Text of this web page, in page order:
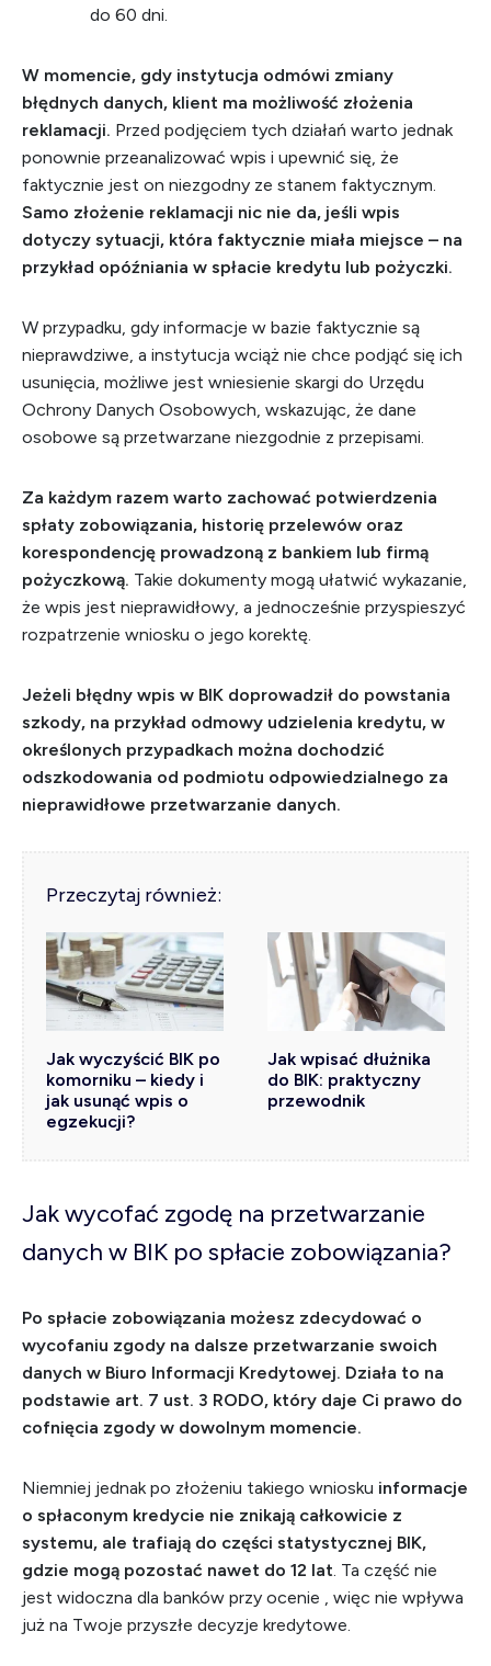
do 60 dni.
W momencie, gdy instytucja odmówi zmiany
błędnych danych, klient ma możliwość złożenia
reklamacji. Przed podjęciem tych działań warto jednak
ponownie przeanalizować wpis i upewnić się, że
faktycznie jest on niezgodny ze stanem faktycznym.
Samo złożenie reklamacji nic nie da, jeśli wpis
dotyczy sytuacji, która faktycznie miała miejsce – na
przykład opóźniania w spłacie kredytu lub pożyczki.
W przypadku, gdy informacje w bazie faktycznie są
nieprawdziwe, a instytucja wciąż nie chce podjąć się ich
usunięcia, możliwe jest wniesienie skargi do Urzędu
Ochrony Danych Osobowych, wskazując, że dane
osobowe są przetwarzane niezgodnie z przepisami.
Za każdym razem warto zachować potwierdzenia
spłaty zobowiązania, historię przelewów oraz
korespondencję prowadzoną z bankiem lub firmą
pożyczkową. Takie dokumenty mogą ułatwić wykazanie,
że wpis jest nieprawidłowy, a jednocześnie przyspieszyć
rozpatrzenie wniosku o jego korektę.
Jeżeli błędny wpis w BIK doprowadził do powstania
szkody, na przykład odmowy udzielenia kredytu, w
określonych przypadkach można dochodzić
odszkodowania od podmiotu odpowiedzialnego za
nieprawidłowe przetwarzanie danych.
Przeczytaj również:
Jak wyczyścić BIK po
komorniku – kiedy i
jak usunąć wpis o
egzekucji?
Jak wpisać dłużnika
do BIK: praktyczny
przewodnik
Jak wycofać zgodę na przetwarzanie
danych w BIK po spłacie zobowiązania?
Po spłacie zobowiązania możesz zdecydować o
wycofaniu zgody na dalsze przetwarzanie swoich
danych w Biuro Informacji Kredytowej. Działa to na
podstawie art. 7 ust. 3 RODO, który daje Ci prawo do
cofnięcia zgody w dowolnym momencie.
Niemniej jednak po złożeniu takiego wniosku informacje
o spłaconym kredycie nie znikają całkowicie z
systemu, ale trafiają do części statystycznej BIK,
gdzie mogą pozostać nawet do 12 lat. Ta część nie
jest widoczna dla banków przy ocenie , więc nie wpływa
już na Twoje przyszłe decyzje kredytowe.